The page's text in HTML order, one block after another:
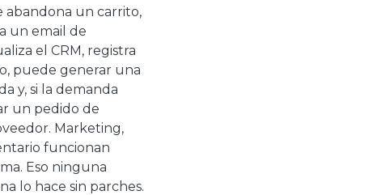
abandona un carrito,
un email de
el CRM, registra
puede generar una
y, si la demanda
un pedido de
Marketing,
funcionan
Eso ninguna
lo hace sin parches.